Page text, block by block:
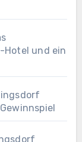
und ein